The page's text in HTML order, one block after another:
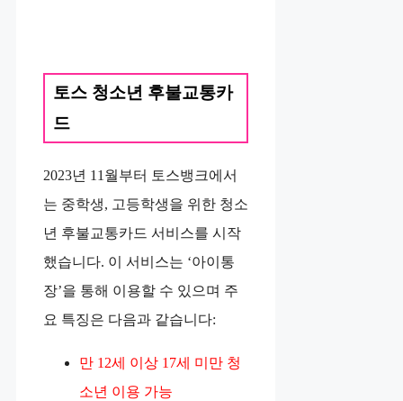
토스 청소년 후불교통카
드
2023년 11월부터 토스뱅크에서
는 중학생, 고등학생을 위한 청소
년 후불교통카드 서비스를 시작
했습니다. 이 서비스는 ‘아이통
장’을 통해 이용할 수 있으며 주
요 특징은 다음과 같습니다:
만 12세 이상 17세 미만 청
소년 이용 가능